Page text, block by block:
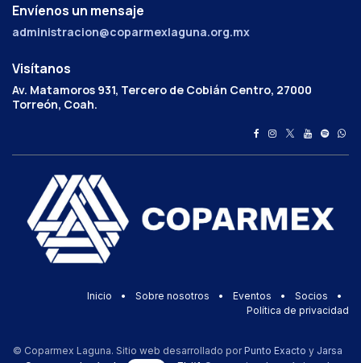
Envíenos un mensaje
administracion@coparmexlaguna.org.mx
Visítanos
Av. Matamoros 931, Tercero de Cobián Centro, 27000
Torreón, Coah.
Inicio • Sobre nosotros • Eventos • Socios
•
Política de privacidad
© Coparmex Laguna. Sitio web desarrollado por Punto Exacto y Jarsa